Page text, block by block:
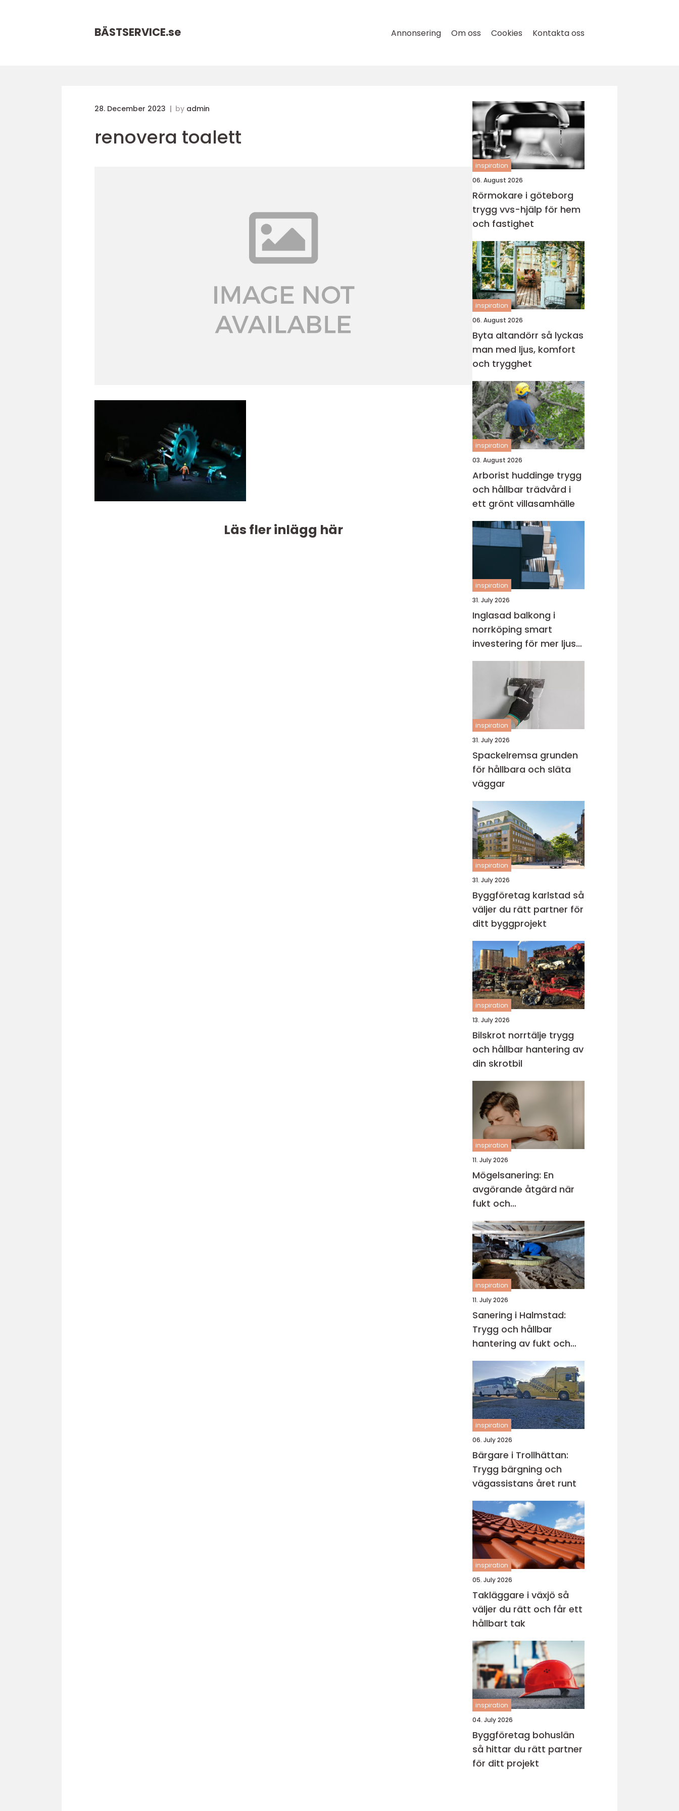
BÄSTSERVICE.se Annonsering Om oss Cookies Kontakta oss
28. December 2023 by admin
renovera toalett
Läs fler inlägg här
inspiration
06. August 2026
Rörmokare i göteborg
trygg vvs-hjälp för hem
och fastighet
inspiration
06. August 2026
Byta altandörr så lyckas
man med ljus, komfort
och trygghet
inspiration
03. August 2026
Arborist huddinge trygg
och hållbar trädvård i
ett grönt villasamhälle
inspiration
31. July 2026
Inglasad balkong i
norrköping smart
investering för mer ljus
och extra yta
inspiration
31. July 2026
Spackelremsa grunden
för hållbara och släta
väggar
inspiration
31. July 2026
Byggföretag karlstad så
väljer du rätt partner för
ditt byggprojekt
inspiration
13. July 2026
Bilskrot norrtälje trygg
och hållbar hantering av
din skrotbil
inspiration
11. July 2026
Mögelsanering: En
avgörande åtgärd när
fukt och
mikroorganismer har
fått fäste i en byggnad
inspiration
11. July 2026
Sanering i Halmstad:
Trygg och hållbar
hantering av fukt och
skador
inspiration
06. July 2026
Bärgare i Trollhättan:
Trygg bärgning och
vägassistans året runt
inspiration
05. July 2026
Takläggare i växjö så
väljer du rätt och får ett
hållbart tak
inspiration
04. July 2026
Byggföretag bohuslän
så hittar du rätt partner
för ditt projekt